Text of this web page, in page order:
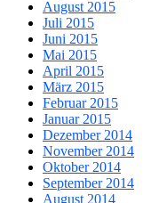
August 2015
Juli 2015
Juni 2015
Mai 2015
April 2015
März 2015
Februar 2015
Januar 2015
Dezember 2014
November 2014
Oktober 2014
September 2014
August 2014